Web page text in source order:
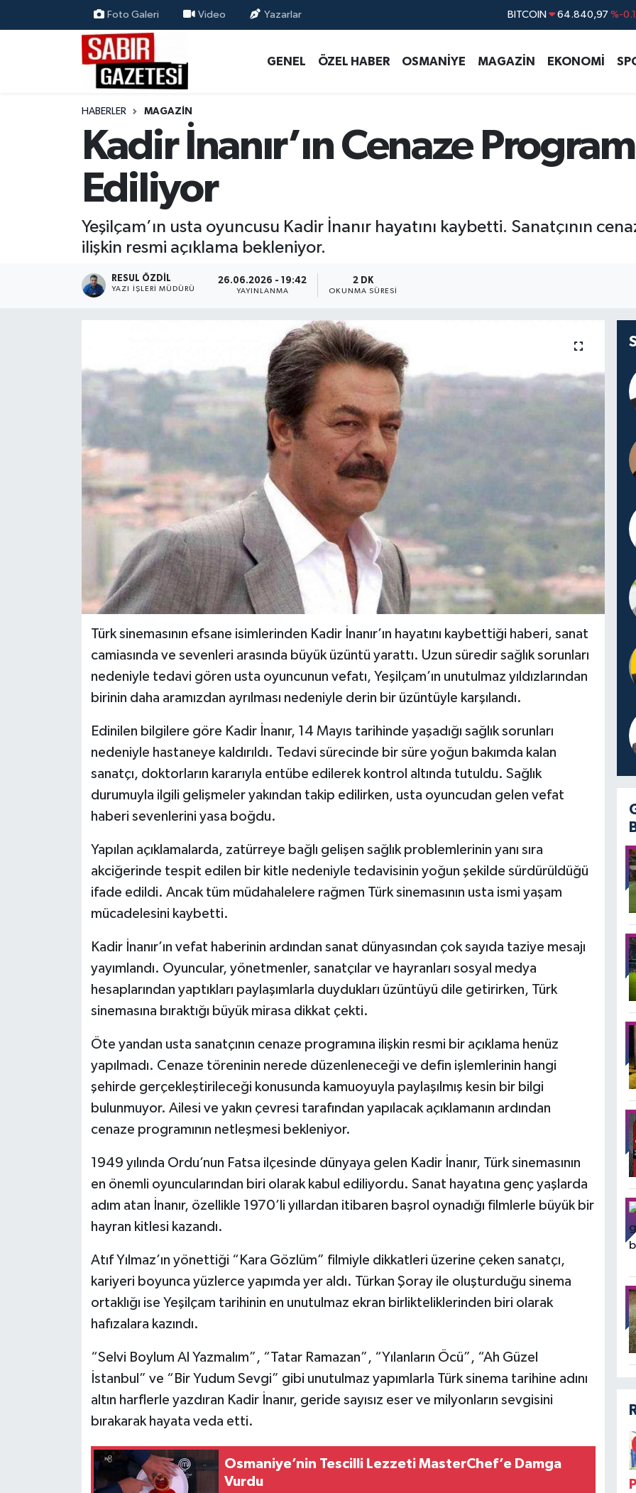
Foto Galeri Video Yazarlar DOLAR 47,7436
STERLİN 64,4811
BITCOIN 64.840,97 %-
GENEL ÖZEL HABER OSMANİYE MAGAZİN EKONOMİ
HABERLER MAGAZİN
Kadir İnanır’ın Cenaze
Ediliyor
Yeşilçam’ın usta oyuncusu Kadir İnanır hayatını kaybetti. Sanatçının
ilişkin resmi açıklama bekleniyor.
RESUL ÖZDIL
YAZI İŞLERI MÜDÜRÜ
26.06.2026 - 19:42
YAYINLANMA
2 DK
OKUNMA SÜRESI
Türk sinemasının efsane isimlerinden Kadir İnanır’ın hayatını kaybettiği haberi, sanat
camiasında ve sevenleri arasında büyük üzüntü yarattı. Uzun süredir sağlık sorunları
nedeniyle tedavi gören usta oyuncunun vefatı, Yeşilçam’ın unutulmaz yıldızlarından
birinin daha aramızdan ayrılması nedeniyle derin bir üzüntüyle karşılandı.
Edinilen bilgilere göre Kadir İnanır, 14 Mayıs tarihinde yaşadığı sağlık sorunları
nedeniyle hastaneye kaldırıldı. Tedavi sürecinde bir süre yoğun bakımda kalan
sanatçı, doktorların kararıyla entübe edilerek kontrol altında tutuldu. Sağlık
durumuyla ilgili gelişmeler yakından takip edilirken, usta oyuncudan gelen vefat
haberi sevenlerini yasa boğdu.
Yapılan açıklamalarda, zatürreye bağlı gelişen sağlık problemlerinin yanı sıra
akciğerinde tespit edilen bir kitle nedeniyle tedavisinin yoğun şekilde sürdürüldüğü
ifade edildi. Ancak tüm müdahalelere rağmen Türk sinemasının usta ismi yaşam
mücadelesini kaybetti.
Kadir İnanır’ın vefat haberinin ardından sanat dünyasından çok sayıda taziye mesajı
yayımlandı. Oyuncular, yönetmenler, sanatçılar ve hayranları sosyal medya
hesaplarından yaptıkları paylaşımlarla duydukları üzüntüyü dile getirirken, Türk
sinemasına bıraktığı büyük mirasa dikkat çekti.
Öte yandan usta sanatçının cenaze programına ilişkin resmi bir açıklama henüz
yapılmadı. Cenaze töreninin nerede düzenleneceği ve defin işlemlerinin hangi
şehirde gerçekleştirileceği konusunda kamuoyuyla paylaşılmış kesin bir bilgi
bulunmuyor. Ailesi ve yakın çevresi tarafından yapılacak açıklamanın ardından
cenaze programının netleşmesi bekleniyor.
1949 yılında Ordu’nun Fatsa ilçesinde dünyaya gelen Kadir İnanır, Türk sinemasının
en önemli oyuncularından biri olarak kabul ediliyordu. Sanat hayatına genç yaşlarda
adım atan İnanır, özellikle 1970’li yıllardan itibaren başrol oynadığı filmlerle büyük bir
hayran kitlesi kazandı.
Atıf Yılmaz’ın yönettiği “Kara Gözlüm” filmiyle dikkatleri üzerine çeken sanatçı,
kariyeri boyunca yüzlerce yapımda yer aldı. Türkan Şoray ile oluşturduğu sinema
ortaklığı ise Yeşilçam tarihinin en unutulmaz ekran birlikteliklerinden biri olarak
hafızalara kazındı.
“Selvi Boylum Al Yazmalım”, “Tatar Ramazan”, “Yılanların Öcü”, “Ah Güzel
İstanbul” ve “Bir Yudum Sevgi” gibi unutulmaz yapımlarla Türk sinema tarihine adını
altın harflerle yazdıran Kadir İnanır, geride sayısız eser ve milyonların sevgisini
bırakarak hayata veda etti.
Osmaniye’nin Tescilli Lezzeti MasterChef’e Damga
Vurdu
ÖZEL HABER
MAGAZİN
EKONOMİ
RESMİ İLANLAR
Osmaniye Nöbetçi Eczaneler
Osmaniye Hava Durumu
Osmaniye Trafik Yoğunluk Haritası
Süper Lig Puan Durumu ve Fikstür
Tüm Manşetler
Son Dakika Haberleri
Haber Arşivi